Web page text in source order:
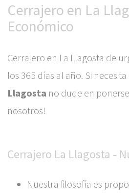
Cerrajero en La
Económico
Cerrajero en La Llagosta de
los 365 días al año. Si necesita
Llagosta no dude en
nosotros!
Cerrajero La Llagosta -
Nuestra filosofía es